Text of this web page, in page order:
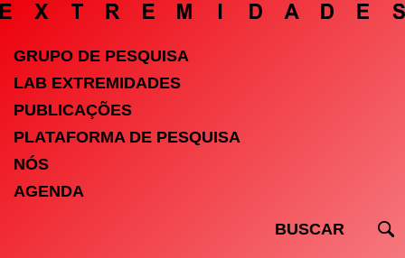
GRUPO DE PESQUISA
LAB EXTREMIDADES
PUBLICAÇÕES
PLATAFORMA DE PESQUISA
NÓS
AGENDA